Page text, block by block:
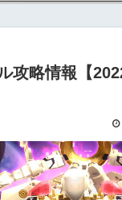
攻略情報【